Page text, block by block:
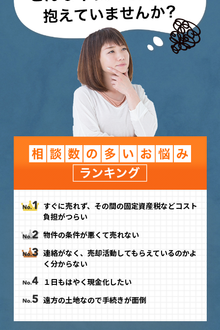
すぐに売れず、その間の固定資産税などコスト
負担がつらい
物件の条件が悪くて売れない
連絡がなく、売却活動してもらえているのかよ
く分からない
１日もはやく現金化したい
遠方の土地なので手続きが面倒